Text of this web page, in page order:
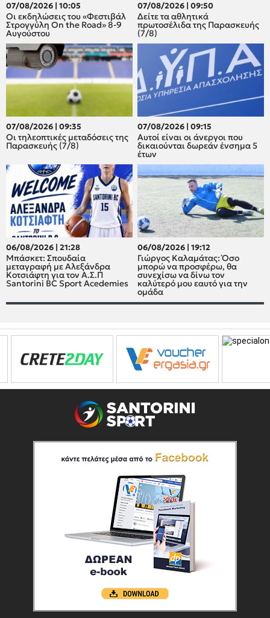
07/08/2026 | 10:05
Οι εκδηλώσεις του «Φεστιβάλ
Στρογγύλη On the Road» 8-9
Αυγούστου
07/08/2026 | 09:50
Δείτε τα αθλητικά
πρωτοσέλιδα της Παρασκευής
(7/8)
07/08/2026 | 09:35
Οι τηλεοπτικές μεταδόσεις της
Παρασκευής (7/8)
07/08/2026 | 09:15
Αυτοί είναι οι άνεργοι που
δικαιούνται δωρεάν ένσημα 5
έτων
06/08/2026 | 21:28
Μπάσκετ: Σπουδαία
μεταγραφή με Αλεξάνδρα
Κοτσιάφτη για τον A.Σ.Π
Santorini BC Sport Acedemies
06/08/2026 | 19:12
Γιώργος Καλαμάτας: Όσο
μπορώ να προσφέρω, θα
συνεχίσω να δίνω τον
καλύτερό μου εαυτό για την
ομάδα